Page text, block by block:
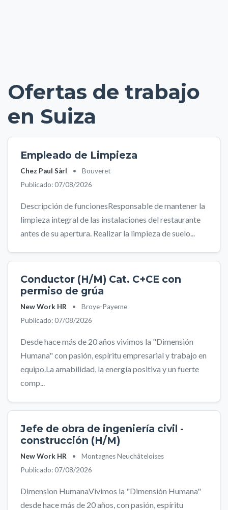
Ofertas de trabajo
en Suiza
Empleado de Limpieza
Chez Paul Sàrl •
Bouveret
Publicado: 07/08/2026
Descripción de funcionesResponsable de mantener la
limpieza integral de las instalaciones del restaurante
antes de su apertura. Realizar la limpieza de suelo...
Conductor (H/M) Cat. C+CE con
permiso de grúa
New Work HR •
Broye-Payerne
Publicado: 07/08/2026
Desde hace más de 20 años vivimos la "Dimensión
Humana" con pasión, espíritu empresarial y trabajo en
equipo.La amabilidad, la energía positiva y un fuerte
comp...
Jefe de obra de ingeniería civil -
construcción (H/M)
New Work HR •
Montagnes Neuchâteloises
Publicado: 07/08/2026
Dimension HumanaVivimos la "Dimensión Humana"
desde hace más de 20 años, con pasión, espíritu